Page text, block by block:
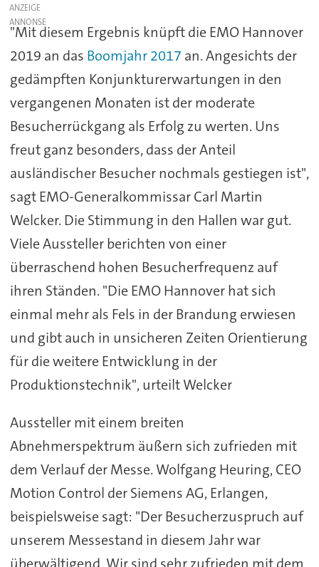
ANZEIGE
"Mit diesem Ergebnis knüpft die EMO Hannover
2019 an das Boomjahr 2017 an. Angesichts der
gedämpften Konjunkturerwartungen in den
vergangenen Monaten ist der moderate
Besucherrückgang als Erfolg zu werten. Uns
freut ganz besonders, dass der Anteil
ausländischer Besucher nochmals gestiegen ist",
sagt EMO-Generalkommissar Carl Martin
Welcker. Die Stimmung in den Hallen war gut.
Viele Aussteller berichten von einer
überraschend hohen Besucherfrequenz auf
ihren Ständen. "Die EMO Hannover hat sich
einmal mehr als Fels in der Brandung erwiesen
und gibt auch in unsicheren Zeiten Orientierung
für die weitere Entwicklung in der
Produktionstechnik", urteilt Welcker
Aussteller mit einem breiten
Abnehmerspektrum äußern sich zufrieden mit
dem Verlauf der Messe. Wolfgang Heuring, CEO
Motion Control der Siemens AG, Erlangen,
beispielsweise sagt: "Der Besucherzuspruch auf
unserem Messestand in diesem Jahr war